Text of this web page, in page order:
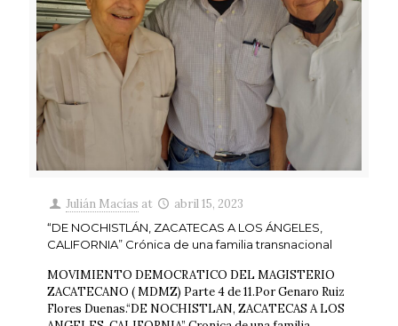
Julián Macías at abril 15, 2023
“DE NOCHISTLÁN, ZACATECAS A LOS ÁNGELES,
CALIFORNIA” Crónica de una familia transnacional
MOVIMIENTO DEMOCRATICO DEL MAGISTERIO
ZACATECANO ( MDMZ) Parte 4 de 11.Por Genaro Ruiz
Flores Duenas.“DE NOCHISTLAN, ZACATECAS A LOS